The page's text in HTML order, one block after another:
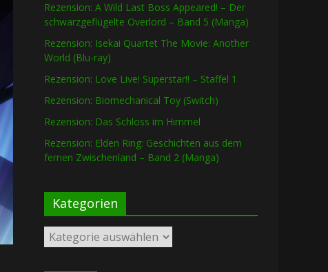
Rezension: A Wild Last Boss Appeared! – Der
schwarzgeflügelte Overlord – Band 5 (Manga)
Rezension: Isekai Quartet The Movie: Another
World (Blu-ray)
Rezension: Love Live! Superstar!! – Staffel 1
Rezension: Biomechanical Toy (Switch)
Rezension: Das Schloss im Himmel
Rezension: Elden Ring: Geschichten aus dem
fernen Zwischenland – Band 2 (Manga)
Kategorien
Kategorien